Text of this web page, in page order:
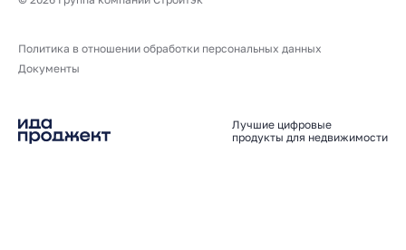
Политика в отношении обработки персональных данных
Документы
Лучшие цифровые
продукты для недвижимости